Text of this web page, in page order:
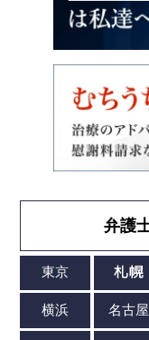
弁護